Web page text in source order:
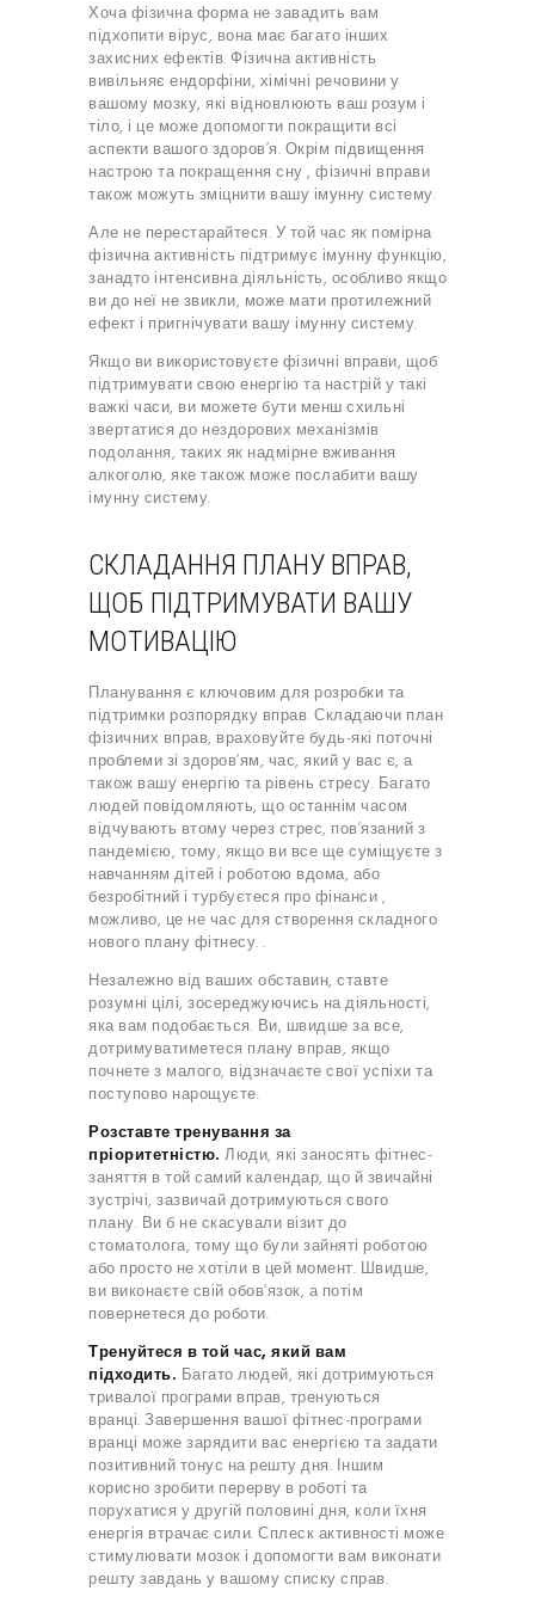
Хоча фізична форма не завадить вам
підхопити вірус, вона має багато інших
захисних ефектів. Фізична активність
вивільняє ендорфіни, хімічні речовини у
вашому мозку, які відновлюють ваш розум і
тіло, і це може допомогти покращити всі
аспекти вашого здоров’я. Окрім підвищення
настрою та покращення сну, фізичні вправи
також можуть зміцнити вашу імунну систему.
Але не перестарайтеся. У той час як помірна
фізична активність підтримує імунну функцію,
занадто інтенсивна діяльність, особливо якщо
ви до неї не звикли, може мати протилежний
ефект і пригнічувати вашу імунну систему.
Якщо ви використовуєте фізичні вправи, щоб
підтримувати свою енергію та настрій у такі
важкі часи, ви можете бути менш схильні
звертатися до нездорових механізмів
подолання, таких як надмірне вживання
алкоголю, якетакож може послабити вашу
імунну систему.
СКЛАДАННЯ ПЛАНУ ВПРАВ,
ЩОБ ПІДТРИМУВАТИ ВАШУ
МОТИВАЦІЮ
Планування є ключовим для розробки та
підтримки розпорядку вправ. Складаючи план
фізичних вправ, враховуйте будь-які поточні
проблеми зі здоров’ям, час, який у вас є, а
також вашу енергію та рівень стресу. Багато
людей повідомляють, що останнім часом
відчувають втому через стрес, пов’язаний з
пандемією, тому, якщо ви все ще суміщуєте з
навчанням дітей і роботою вдома, або
безробітний і турбуєтеся профінанси,
можливо, це не час для створення складного
нового плану фітнесу. .
Незалежно від ваших обставин, ставте
розумні цілі, зосереджуючись на діяльності,
яка вам подобається. Ви, швидше за все,
дотримуватиметеся плану вправ, якщо
почнете з малого, відзначаєте свої успіхи та
поступово нарощуєте.
Розставте тренування за
пріоритетністю. Люди, які заносять фітнес-
заняття в той самий календар, що й звичайні
зустрічі, зазвичай дотримуються свого
плану. Ви б не скасували візит до
стоматолога, тому що були зайняті роботою
або просто не хотіли в цей момент. Швидше,
ви виконаєте свій обов’язок, а потім
повернетеся до роботи.
Тренуйтеся в той час, який вам
підходить. Багато людей, які дотримуються
тривалої програми вправ, тренуються
вранці. Завершення вашої фітнес-програми
вранці може зарядити вас енергією та задати
позитивний тонус на решту дня. Іншим
корисно зробити перерву в роботі та
порухатися у другій половині дня, коли їхня
енергія втрачає сили. Сплеск активності може
стимулювати мозок і допомогти вам виконати
решту завдань у вашому списку справ.